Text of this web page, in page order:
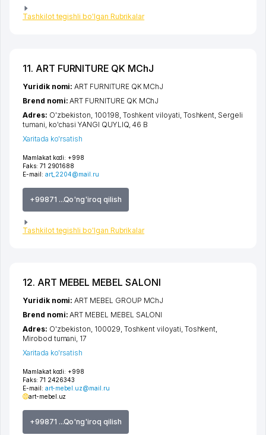
Tashkilot tegishli bo'lgan Rubrikalar
11. ART FURNITURE QK MChJ
Mamlakat kodi: +998
Faks: 71 2901688
E-mail: art_2204@mail.ru
+99871 ...Qo'ng'iroq qilish
Tashkilot tegishli bo'lgan Rubrikalar
Yuridik nomi:ART FURNITURE QK MChJ
Brend nomi:ART FURNITURE QK MChJ
Adres: O'zbekiston, 100198, Toshkent viloyati, Toshkent, Sergeli
tumani, ko'chasi YANGI QUYLIQ, 46 B
Xaritada ko'rsatish
12. ART MEBEL MEBEL SALONI
Mamlakat kodi: +998
Faks: 71 2426343
E-mail: art-mebel.uz@mail.ru
art-mebel.uz
+99871 ...Qo'ng'iroq qilish
Yuridik nomi:ART MEBEL GROUP MChJ
Brend nomi:ART MEBEL MEBEL SALONI
Adres: O'zbekiston, 100029, Toshkent viloyati, Toshkent,
Mirobod tumani, 17
Xaritada ko'rsatish